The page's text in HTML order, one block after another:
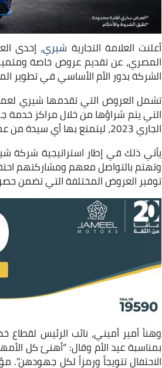
أعلنت العلامة التجارية شيري، إحدى
المصري، عن تقديم عروض خاصة ومتميزة
الشركة بدور الأم الأساسي في تطوير
الجاري 2023، ليتمتع بها أي سيدة من عميلات شيري خلال فترة الضمان.
يأتي ذلك في إطار استراتيجية شركة
وتهتم بالتواصل معهم ومشاركتهم
توفير العروض المختلفة التي تضمن
وهنأ أمير أميني، نائب الرئيس
بمناسبة عيد الأم وقال: “أهنئ كل
الاحتفال تتويجاً ورمزاً لكل جهودهن”.